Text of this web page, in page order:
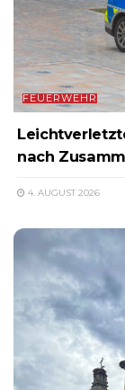
FEUERWEHR
nach
4. AUGUST 2026